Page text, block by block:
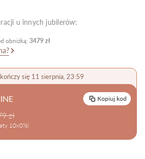
u innych jubilerów:
obniżką: 3479 zł
się 11 sierpnia, 23:59
Kopiuj kod
zł
10x0%)